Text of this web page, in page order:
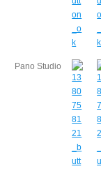
Pano Studio